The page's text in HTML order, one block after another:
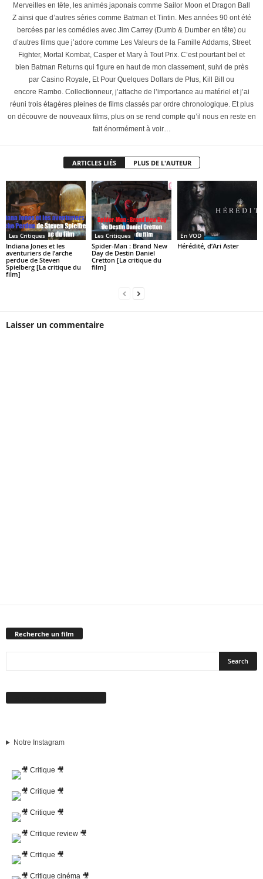
Merveilles en tête, les animés japonais comme Sailor Moon et Dragon Ball
Z ainsi que d’autres séries comme Batman et Tintin. Mes années 90 ont été
bercées par les comédies avec Jim Carrey (Dumb & Dumber en tête) ou
d’autres films que j’adore comme Les Valeurs de la Famille Addams, Street
Fighter, Mortal Kombat, Casper et Mary à Tout Prix. C’est pourtant bel et
bien Batman Returns qui figure en haut de mon classement, suivi de près
par Casino Royale, Et Pour Quelques Dollars de Plus, Kill Bill ou
encore Rambo. Collectionneur, j’attache de l’importance au matériel et j’ai
réuni trois étagères pleines de films classés par ordre chronologique. Et plus
on découvre de nouveaux films, plus on se rend compte qu’il nous en reste en
fait énormément à voir…
ARTICLES LIÉS PLUS DE L'AUTEUR
Les Critiques
Indiana Jones et les
aventuriers de l’arche
perdue de Steven
Spielberg [La critique du
film]
Les Critiques
Spider-Man : Brand New
Day de Destin Daniel
Cretton [La critique du
film]
En VOD
Hérédité, d’Ari Aster
Laisser un commentaire
Recherche un film
Notre Instagram